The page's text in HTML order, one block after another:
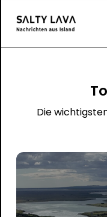
Die